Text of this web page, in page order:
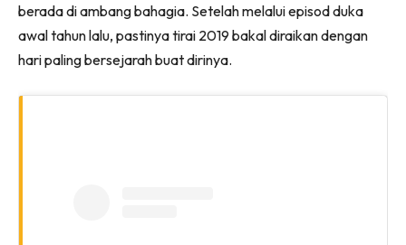
berada di ambang bahagia. Setelah melalui episod duka
awal tahun lalu, pastinya tirai 2019 bakal diraikan dengan
hari paling bersejarah buat dirinya.